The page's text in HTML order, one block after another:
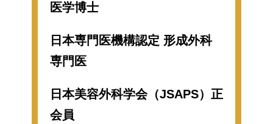
医学博士
日本専門医機構認定 形成外科
専門医
日本美容外科学会（JSAPS）正
会員